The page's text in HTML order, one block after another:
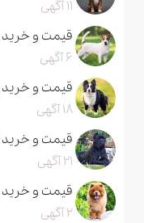
11 آگهی
قیمت و خرید
6 آگهی
قیمت و خرید
18 آگهی
قیمت و خرید
21 آگهی
قیمت و خرید
2 آگهی